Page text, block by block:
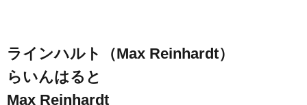
ラインハルト（Max Reinhardt）
らいんはると
Max Reinhardt